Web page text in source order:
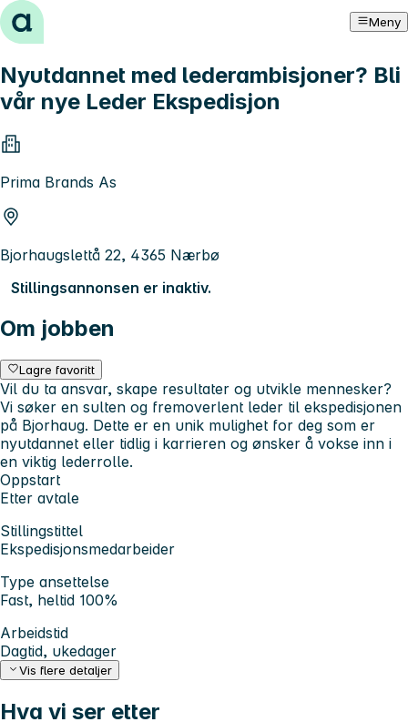
Hopp til innhold Meny
Nyutdannet med lederambisjoner? Bli
vår nye Leder Ekspedisjon
Prima Brands As
Bjorhaugslettå 22, 4365 Nærbø
Stillingsannonsen er inaktiv.
Om jobben
Lagre favoritt
Vil du ta ansvar, skape resultater og utvikle mennesker?
Vi søker en sulten og fremoverlent leder til ekspedisjonen
på Bjorhaug. Dette er en unik mulighet for deg som er
nyutdannet eller tidlig i karrieren og ønsker å vokse inn i
en viktig lederrolle.
Oppstart
Etter avtale
Stillingstittel
Ekspedisjonsmedarbeider
Type ansettelse
Fast, heltid 100%
Arbeidstid
Dagtid, ukedager
Vis flere detaljer
Hva vi ser etter